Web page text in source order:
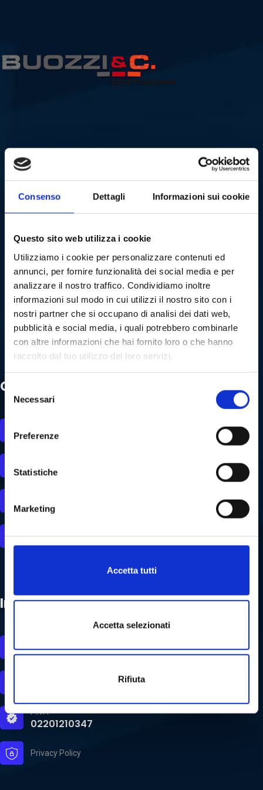
Consenso Dettagli Informazioni sui cookie
Questo sito web utilizza i cookie
Utilizziamo i cookie per personalizzare contenuti ed
annunci, per fornire funzionalità dei social media e per
analizzare il nostro traffico. Condividiamo inoltre
informazioni sul modo in cui utilizzi il nostro sito con i
nostri partner che si occupano di analisi dei dati web,
pubblicità e social media, i quali potrebbero combinarle
con altre informazioni che hai fornito loro o che hanno
raccolto dal tuo utilizzo dei loro servizi.
Selezione
delNecessari
Preferenze
Statistiche
Marketing
Accetta tutti
Accetta selezionati
Rifiuta
Contatti mail
info@buozzicostruzioni.it
bonoretti@buozzicostruzioni.it
dallargine@buozzicostruzioni.it
amministrazione@buozzi.coop
Informazioni
+39 339 594 6246
P.IVA
02201210347
Privacy Policy